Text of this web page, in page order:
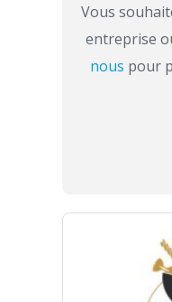
Vous
entreprise
nous pour